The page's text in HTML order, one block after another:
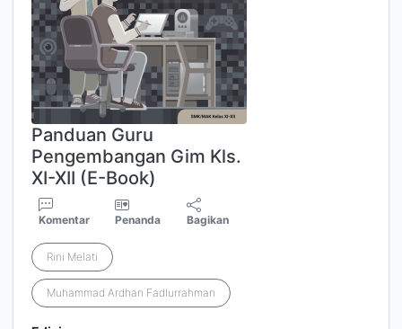
Panduan Guru
Pengembangan Gim Kls.
XI-XII (E-Book)
Komentar Penanda Bagikan
Rini Melati
Muhammad Ardhan Fadlurrahman